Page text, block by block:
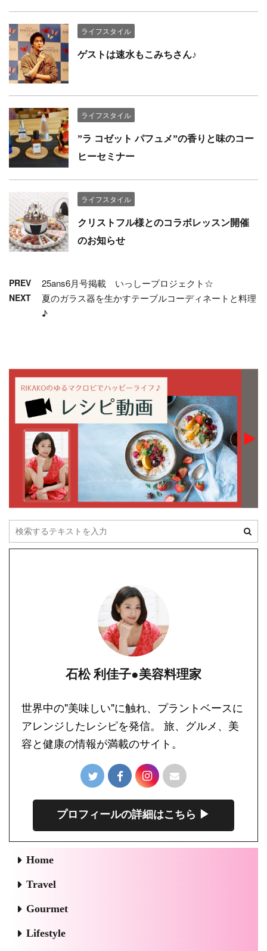
ライフスタイル
ゲストは速水もこみちさん♪
ライフスタイル
”ラ コゼット パフュメ”の香りと味のコー
ヒーセミナー
ライフスタイル
クリストフル様とのコラボレッスン開催
のお知らせ
PREV 25ans6月号掲載 いっしープロジェクト☆
NEXT
夏のガラス器を生かすテーブルコーディネートと料理
♪
石松 利佳子●美容料理家
世界中の"美味しい"に触れ、プラントベースに
アレンジしたレシピを発信。 旅、グルメ、美
容と健康の情報が満載のサイト。
プロフィールの詳細はこちら ▶︎
Home
Travel
Gourmet
Lifestyle